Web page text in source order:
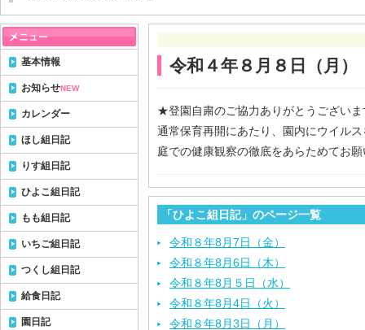
令和４年８月８日（月）
★登園自粛のご協力ありがとうございま
通常保育再開にあたり、園内にウイル
庭での健康観察の徹底をあらためてお
「ひよこ組日記」のページ一覧
令和８年8月7日（金）
令和８年8月6日（木）
令和８年8月５日（水）
令和８年8月4日（火）
令和８年8月3日（月）
基本情報
お知らせNEW
カレンダー
ほし組日記
りす組日記
ひよこ組日記
もも組日記
いちご組日記
つくし組日記
給食日記
園日記